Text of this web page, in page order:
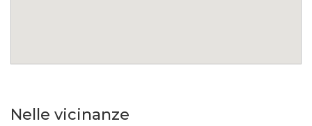
Nelle vicinanze